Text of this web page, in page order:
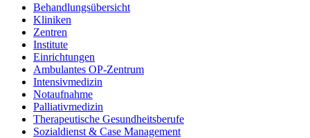
Behandlungsübersicht
Kliniken
Zentren
Institute
Einrichtungen
Ambulantes OP-Zentrum
Intensivmedizin
Notaufnahme
Palliativmedizin
Therapeutische Gesundheitsberufe
Sozialdienst & Case Management